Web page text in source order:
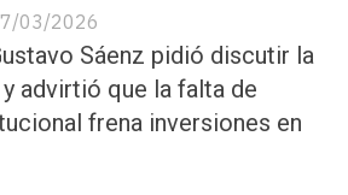
03/2026
Sáenz pidió discutir la
advirtió que la falta de
frena inversiones en